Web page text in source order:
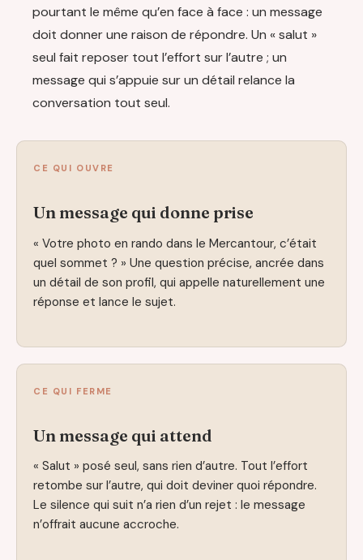
pourtant le même qu’en face à face : un message
doit donner une raison de répondre. Un « salut »
seul fait reposer tout l’effort sur l’autre ; un
message qui s’appuie sur un détail relance la
conversation tout seul.
CE QUI OUVRE
Un message qui donne prise
« Votre photo en rando dans le Mercantour, c’était
quel sommet ? » Une question précise, ancrée dans
un détail de son profil, qui appelle naturellement une
réponse et lance le sujet.
CE QUI FERME
Un message qui attend
« Salut » posé seul, sans rien d’autre. Tout l’effort
retombe sur l’autre, qui doit deviner quoi répondre.
Le silence qui suit n’a rien d’un rejet : le message
n’offrait aucune accroche.